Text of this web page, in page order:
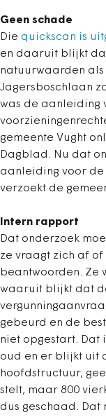
Geen schade
Die quickscan is
en daaruit blijkt
natuurwaarden
Jagersboschlaan
was de aanleiding
gemeente Vught
Dagblad. Nu dat
aanleiding voor de
verzoekt de
Intern rapport
Dat onderzoek
ze vraagt zich af
beantwoorden. Ze
waaruit blijkt dat
gebeurd en de
niet opgestart.
oud en er blijkt uit
hoofdstructuur,
stelt, maar 800
dus geschaad.